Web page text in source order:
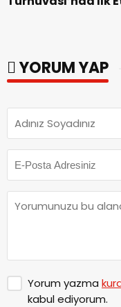
YORUM YAP
Yorum yazma
kabul ediyorum.